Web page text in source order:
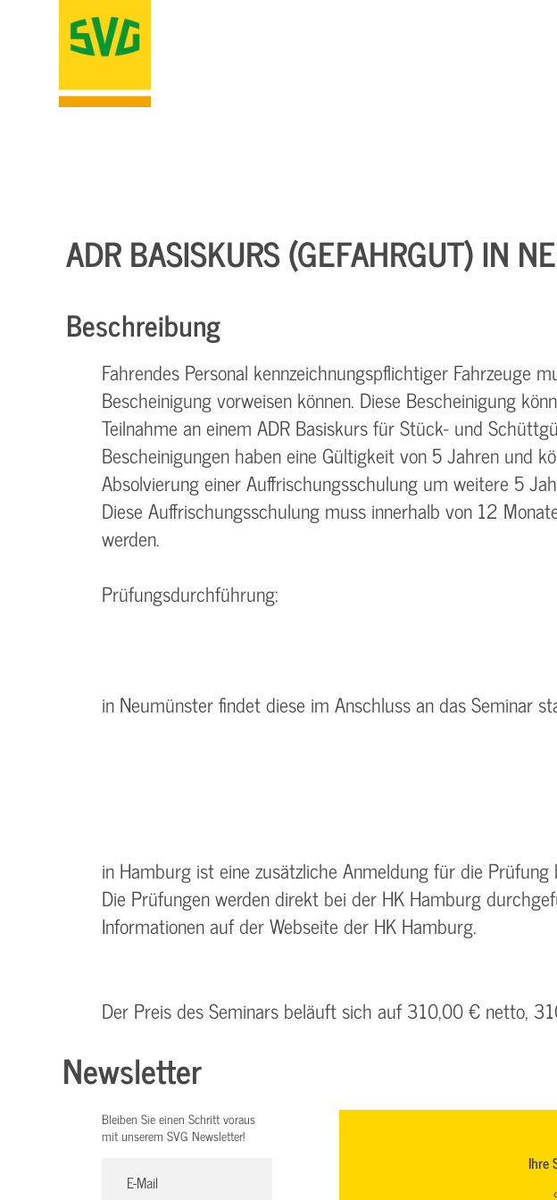
ADR BASISKURS (GEFAHRGUT) IN
Beschreibung
Fahrendes Personal kennzeichnungspflichtiger Fahrzeuge
Bescheinigung vorweisen können. Diese Bescheinigung
Teilnahme an einem ADR Basiskurs für Stück- und
Bescheinigungen haben eine Gültigkeit von 5 Jahren und
Absolvierung einer Auffrischungsschulung um weitere 5
Diese Auffrischungsschulung muss innerhalb von 12
werden.
Prüfungsdurchführung:
in Neumünster findet diese im Anschluss an das Seminar
in Hamburg ist eine zusätzliche Anmeldung für die
Die Prüfungen werden direkt bei der HK Hamburg
Informationen auf der Webseite der HK Hamburg.
Der Preis des Seminars beläuft sich auf 310,00 € netto,
Newsletter
Bleiben Sie einen Schritt voraus
mit unserem SVG Newsletter!
Ihre